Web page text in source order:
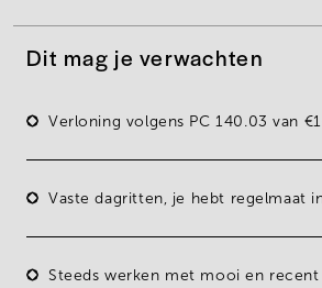
Dit mag je verwachten
Verloning volgens PC 140.03 van
Vaste dagritten, je hebt regelmaat
Steeds werken met mooi en recent